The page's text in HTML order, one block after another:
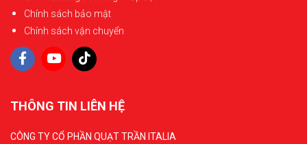
Chính sách bảo mật
Chính sách vận chuyển
THÔNG TIN LIÊN HỆ
CÔNG TY CỔ PHẦN QUẠT TRẦN ITALIA